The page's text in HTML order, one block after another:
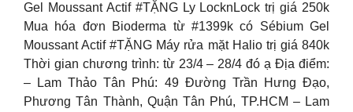
Gel Moussant Actif #TẶNG Ly LocknLock trị giá 250k
Mua hóa đơn Bioderma từ #1399k có Sébium Gel
Moussant Actif #TẶNG Máy rửa mặt Halio trị giá 840k
Thời gian chương trình: từ 23/4 – 28/4 đó ạ Địa điểm:
– Lam Thảo Tân Phú: 49 Đường Trần Hưng Đạo,
Phương Tân Thành, Quận Tân Phú, TP.HCM – Lam